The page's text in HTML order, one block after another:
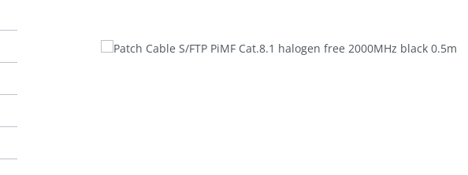
Ignorer la galerie d'images